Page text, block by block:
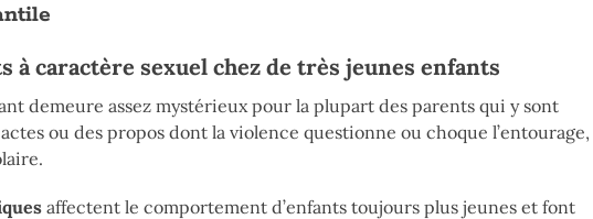
à caractère sexuel chez de très jeunes enfants
demeure assez mystérieux pour la plupart des parents qui y sont
ou des propos dont la violence questionne ou choque l’entourage,
affectent le comportement d’enfants toujours plus jeunes et font